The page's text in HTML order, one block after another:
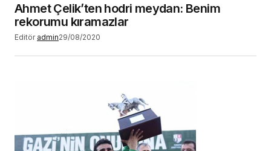
Ahmet Çelik’ten hodri meydan: Benim
rekorumu kıramazlar
Editör admin29/08/2020